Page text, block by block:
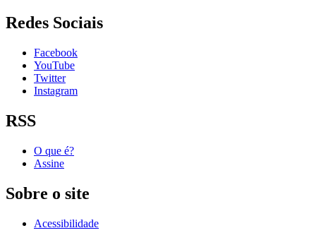
Redes Sociais
Facebook
YouTube
Twitter
Instagram
RSS
O que é?
Assine
Sobre o site
Acessibilidade